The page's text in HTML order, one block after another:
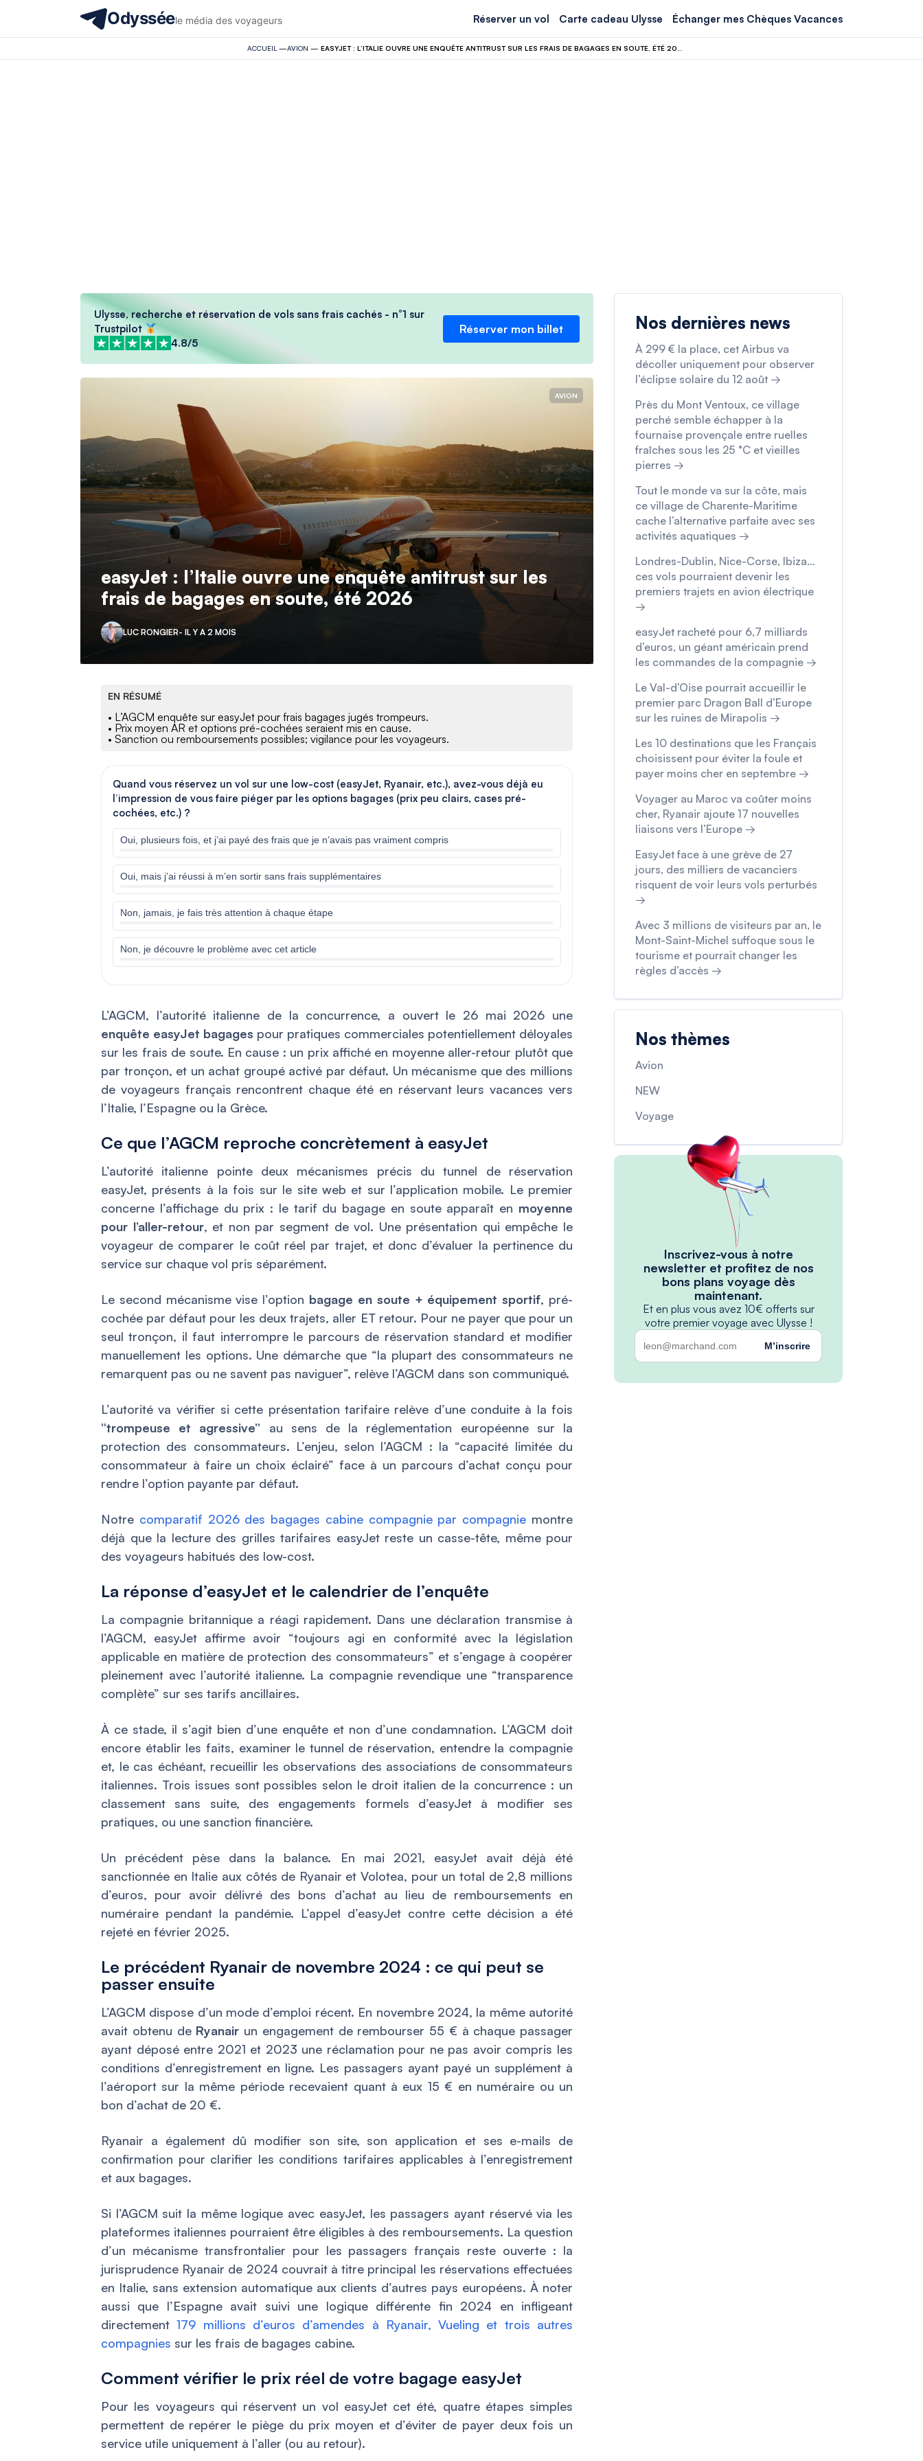
Odysséele média des voyageurs Réserver un vol Carte cadeau Ulysse Échanger mes Chèques Vacances
ACCUEIL —AVION —
Ulysse, recherche et réservation de vols sans frais cachés - n°1 sur
Trustpilot
4.8/5
Réserver mon billet
AVION
easyJet : l’Italie ouvre une enquête antitrust sur les
frais de bagages en soute, été 2026
LUC RONGIER- IL Y A 2 MOIS
EN RÉSUMÉ
• L’AGCM enquête sur easyJet pour frais bagages jugés trompeurs.
• Prix moyen AR et options pré-cochées seraient mis en cause.
• Sanction ou remboursements possibles; vigilance pour les voyageurs.
Quand vous réservez un vol sur une low-cost (easyJet, Ryanair, etc.), avez-vous déjà eu
l’impression de vous faire piéger par les options bagages (prix peu clairs, cases pré-
cochées, etc.) ?
Oui, plusieurs fois, et j’ai payé des frais que je n’avais pas vraiment compris
Oui, mais j’ai réussi à m’en sortir sans frais supplémentaires
Non, jamais, je fais très attention à chaque étape
Non, je découvre le problème avec cet article
L’AGCM, l’autorité italienne de la concurrence, a ouvert le 26 mai 2026 une
enquête easyJet bagages pour pratiques commerciales potentiellement déloyales
sur les frais de soute. En cause : un prix affiché en moyenne aller-retour plutôt que
par tronçon, et un achat groupé activé par défaut. Un mécanisme que des millions
de voyageurs français rencontrent chaque été en réservant leurs vacances vers
l’Italie, l’Espagne ou la Grèce.
Ce que l’AGCM reproche concrètement à easyJet
L’autorité italienne pointe deux mécanismes précis du tunnel de réservation
easyJet, présents à la fois sur le site web et sur l’application mobile. Le premier
concerne l’affichage du prix : le tarif du bagage en soute apparaît en moyenne
pour l’aller-retour, et non par segment de vol. Une présentation qui empêche le
voyageur de comparer le coût réel par trajet, et donc d’évaluer la pertinence du
service sur chaque vol pris séparément.
Le second mécanisme vise l’option bagage en soute + équipement sportif, pré-
cochée par défaut pour les deux trajets, aller ET retour. Pour ne payer que pour un
seul tronçon, il faut interrompre le parcours de réservation standard et modifier
manuellement les options. Une démarche que “la plupart des consommateurs ne
remarquent pas ou ne savent pas naviguer”, relève l’AGCM dans son communiqué.
L’autorité va vérifier si cette présentation tarifaire relève d’une conduite à la fois
“trompeuse et agressive” au sens de la réglementation européenne sur la
protection des consommateurs. L’enjeu, selon l’AGCM : la “capacité limitée du
consommateur à faire un choix éclairé” face à un parcours d’achat conçu pour
rendre l’option payante par défaut.
Notre comparatif 2026 des bagages cabine compagnie par compagnie montre
déjà que la lecture des grilles tarifaires easyJet reste un casse-tête, même pour
des voyageurs habitués des low-cost.
La réponse d’easyJet et le calendrier de l’enquête
La compagnie britannique a réagi rapidement. Dans une déclaration transmise à
l’AGCM, easyJet affirme avoir “toujours agi en conformité avec la législation
applicable en matière de protection des consommateurs” et s’engage à coopérer
pleinement avec l’autorité italienne. La compagnie revendique une “transparence
complète” sur ses tarifs ancillaires.
À ce stade, il s’agit bien d’une enquête et non d’une condamnation. L’AGCM doit
encore établir les faits, examiner le tunnel de réservation, entendre la compagnie
et, le cas échéant, recueillir les observations des associations de consommateurs
italiennes. Trois issues sont possibles selon le droit italien de la concurrence : un
classement sans suite, des engagements formels d’easyJet à modifier ses
pratiques, ou une sanction financière.
Un précédent pèse dans la balance. En mai 2021, easyJet avait déjà été
sanctionnée en Italie aux côtés de Ryanair et Volotea, pour un total de 2,8 millions
d’euros, pour avoir délivré des bons d’achat au lieu de remboursements en
numéraire pendant la pandémie. L’appel d’easyJet contre cette décision a été
rejeté en février 2025.
Le précédent Ryanair de novembre 2024 : ce qui peut se
passer ensuite
L’AGCM dispose d’un mode d’emploi récent. En novembre 2024, la même autorité
avait obtenu de Ryanair un engagement de rembourser 55 € à chaque passager
ayant déposé entre 2021 et 2023 une réclamation pour ne pas avoir compris les
conditions d’enregistrement en ligne. Les passagers ayant payé un supplément à
l’aéroport sur la même période recevaient quant à eux 15 € en numéraire ou un
bon d’achat de 20 €.
Ryanair a également dû modifier son site, son application et ses e-mails de
confirmation pour clarifier les conditions tarifaires applicables à l’enregistrement
et aux bagages.
Si l’AGCM suit la même logique avec easyJet, les passagers ayant réservé via les
plateformes italiennes pourraient être éligibles à des remboursements. La question
d’un mécanisme transfrontalier pour les passagers français reste ouverte : la
jurisprudence Ryanair de 2024 couvrait à titre principal les réservations effectuées
en Italie, sans extension automatique aux clients d’autres pays européens. À noter
aussi que l’Espagne avait suivi une logique différente fin 2024 en infligeant
directement179 millions d’euros d’amendes à Ryanair, Vueling et trois autres
compagnies sur les frais de bagages cabine.
Comment vérifier le prix réel de votre bagage easyJet
Pour les voyageurs qui réservent un vol easyJet cet été, quatre étapes simples
permettent de repérer le piège du prix moyen et d’éviter de payer deux fois un
service utile uniquement à l’aller (ou au retour).
Nos dernières news
À 299 € la place, cet Airbus va
décoller uniquement pour observer
l’éclipse solaire du 12 août →
Près du Mont Ventoux, ce village
perché semble échapper à la
fournaise provençale entre ruelles
fraîches sous les 25 °C et vieilles
pierres →
Tout le monde va sur la côte, mais
ce village de Charente-Maritime
cache l’alternative parfaite avec ses
activités aquatiques →
Londres-Dublin, Nice-Corse, Ibiza…
ces vols pourraient devenir les
premiers trajets en avion électrique
→
easyJet racheté pour 6,7 milliards
d’euros, un géant américain prend
les commandes de la compagnie →
Le Val-d’Oise pourrait accueillir le
premier parc Dragon Ball d’Europe
sur les ruines de Mirapolis →
Les 10 destinations que les Français
choisissent pour éviter la foule et
payer moins cher en septembre →
Voyager au Maroc va coûter moins
cher, Ryanair ajoute 17 nouvelles
liaisons vers l’Europe →
EasyJet face à une grève de 27
jours, des milliers de vacanciers
risquent de voir leurs vols perturbés
→
Avec 3 millions de visiteurs par an, le
Mont-Saint-Michel suffoque sous le
tourisme et pourrait changer les
règles d’accès →
Nos thèmes
Avion
NEW
Voyage
Inscrivez-vous à notre
newsletter et profitez de nos
bons plans voyage dès
maintenant.
Et en plus vous avez 10€ offerts sur
votre premier voyage avec Ulysse !
M’inscrire